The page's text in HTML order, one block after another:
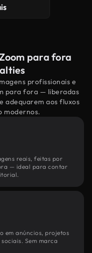
para fora
profissionais e
para fora — liberadas
adequarem aos fluxos
modernos.
reais, feitas por
— ideal para contar
em anúncios, projetos
Sem marca